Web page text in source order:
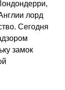
лорд
Сегодня
замок